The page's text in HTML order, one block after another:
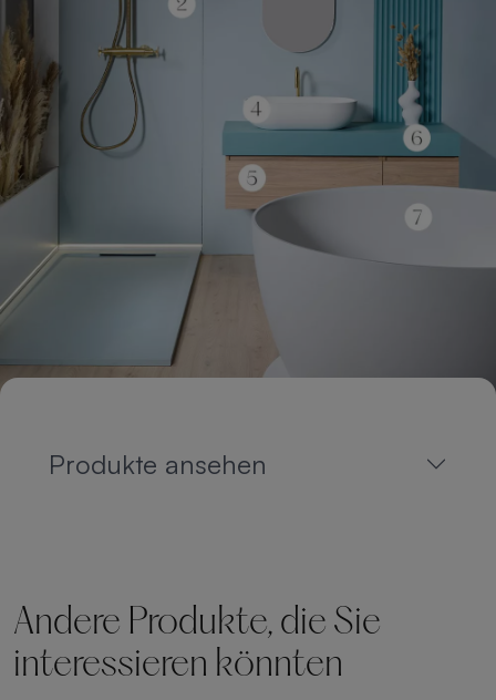
Produkte ansehen
Andere Produkte, die Sie
interessieren könnten